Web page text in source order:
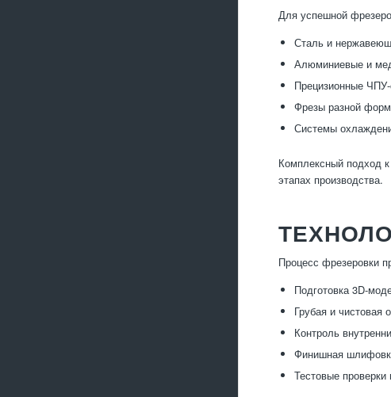
Для успешной
Сталь и
Алюминиевые и
Прецизионные
Фрезы разной
Системы
Комплексный подход
этапах производства.
Процесс фрезеровки
Подготовка 3D-
Грубая и чистовая
Контроль
Финишная
Тестовые